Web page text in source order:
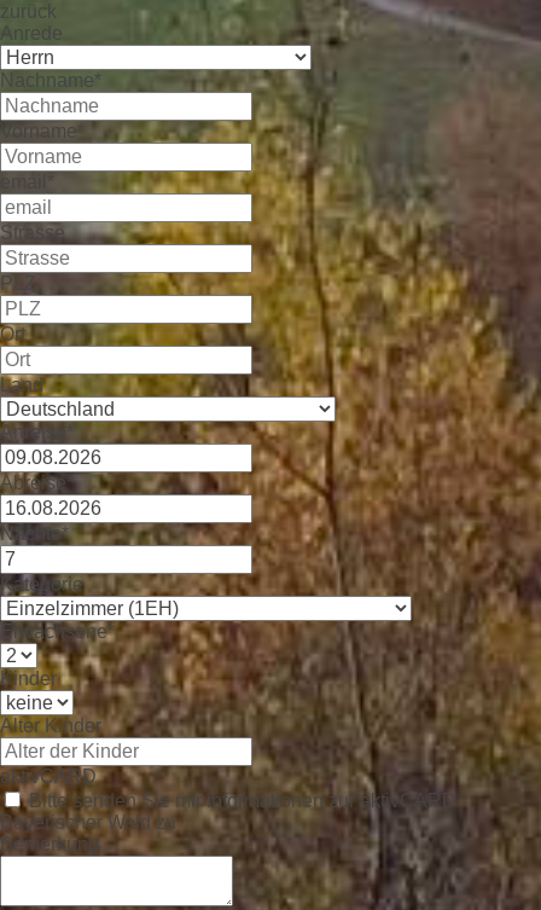
zurück
Anrede
Nachname*
Vorname*
email*
Strasse
PLZ
Ort
Land
Anreise*
Abreise*
Nächte*
Kategorie
Erwachsene*
Kinder
Alter Kinder
aktivCARD
Bitte senden Sie mir informationen zur aktivCARD
Bayerischer Wald zu
Bemerkung